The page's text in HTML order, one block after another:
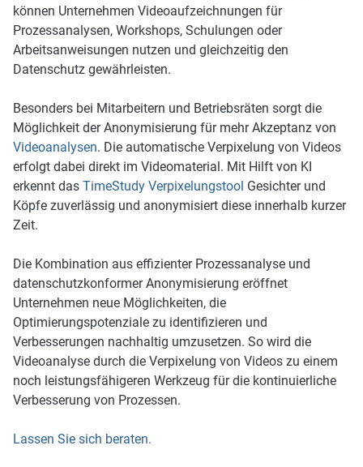
können Unternehmen Videoaufzeichnungen für
Prozessanalysen, Workshops, Schulungen oder
Arbeitsanweisungen nutzen und gleichzeitig den
Datenschutz gewährleisten.
Besonders bei Mitarbeitern und Betriebsräten sorgt die
Möglichkeit der Anonymisierung für mehr Akzeptanz von
Videoanalysen. Die automatische Verpixelung von Videos
erfolgt dabei direkt im Videomaterial. Mit Hilft von KI
erkennt das TimeStudy Verpixelungstool Gesichter und
Köpfe zuverlässig und anonymisiert diese innerhalb kurzer
Zeit.
Die Kombination aus effizienter Prozessanalyse und
datenschutzkonformer Anonymisierung eröffnet
Unternehmen neue Möglichkeiten, die
Optimierungspotenziale zu identifizieren und
Verbesserungen nachhaltig umzusetzen. So wird die
Videoanalyse durch die Verpixelung von Videos zu einem
noch leistungsfähigeren Werkzeug für die kontinuierliche
Verbesserung von Prozessen.
Lassen Sie sich beraten.